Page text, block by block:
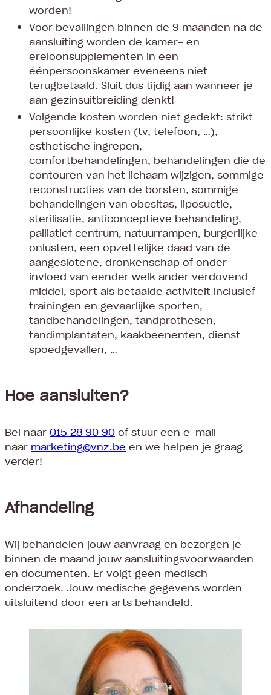
worden!
Voor bevallingen binnen de 9 maanden na de
aansluiting worden de kamer- en
ereloonsupplementen in een
éénpersoonskamer eveneens niet
terugbetaald. Sluit dus tijdig aan wanneer je
aan gezinsuitbreiding denkt!
Volgende kosten worden niet gedekt: strikt
persoonlijke kosten (tv, telefoon, …),
esthetische ingrepen,
comfortbehandelingen, behandelingen die de
contouren van het lichaam wijzigen, sommige
reconstructies van de borsten, sommige
behandelingen van obesitas, liposuctie,
sterilisatie, anticonceptieve behandeling,
palliatief centrum, natuurrampen, burgerlijke
onlusten, een opzettelijke daad van de
aangeslotene, dronkenschap of onder
invloed van eender welk ander verdovend
middel, sport als betaalde activiteit inclusief
trainingen en gevaarlijke sporten,
tandbehandelingen, tandprothesen,
tandimplantaten, kaakbeenenten, dienst
spoedgevallen, …
Hoe aansluiten?
Bel naar 015 28 90 90 of stuur een e-mail
naar marketing@vnz.be en we helpen je graag
verder!
Afhandeling
Wij behandelen jouw aanvraag en bezorgen je
binnen de maand jouw aansluitingsvoorwaarden
en documenten. Er volgt geen medisch
onderzoek. Jouw medische gegevens worden
uitsluitend door een arts behandeld.